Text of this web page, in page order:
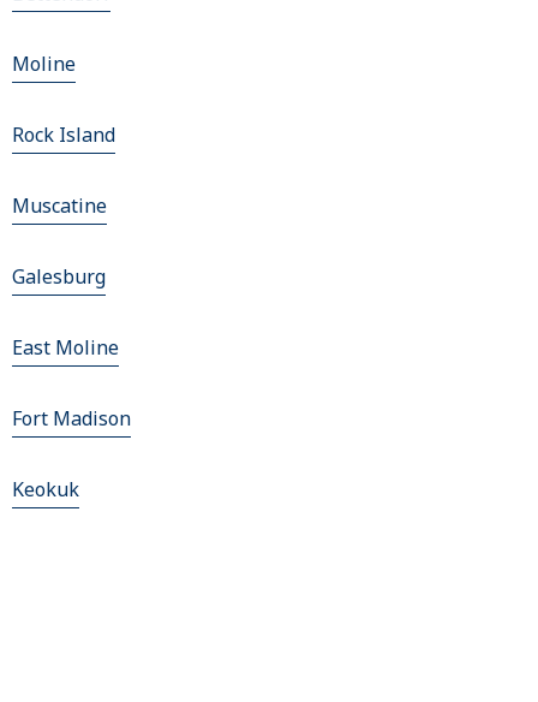
Moline
Rock Island
Muscatine
Galesburg
East Moline
Fort Madison
Keokuk